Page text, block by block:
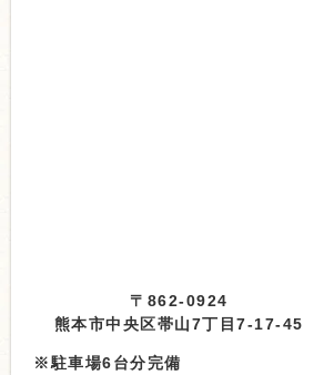
〒862-0924
熊本市中央区帯山7丁目7-17-45
※駐車場6台分完備